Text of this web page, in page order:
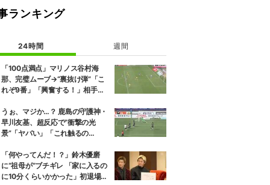
ランキング
24時間 週間
「100点満点」マリノス谷村海
那、完璧ムーブ→“裏抜け弾”「こ
れぞ9番」「興奮する！」相手守
出し”
うぉ、マジか…？ 鹿島の守護神・
早川友基、超反応で“衝撃の光
景”「ヤバい」「これ触るの
本“スーパーセーブ”
「何やってんだ！？」鈴木優磨
に“祖母が”ブチギレ 「家に入るの
に10分くらいかかった」初退場の